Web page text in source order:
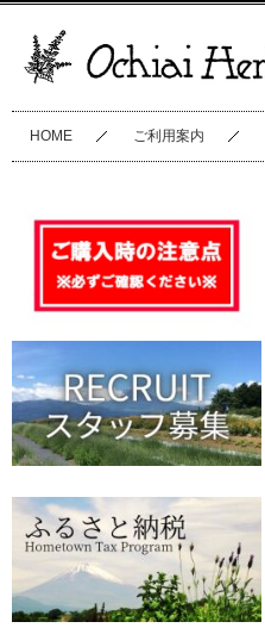
HOME ご利用案内